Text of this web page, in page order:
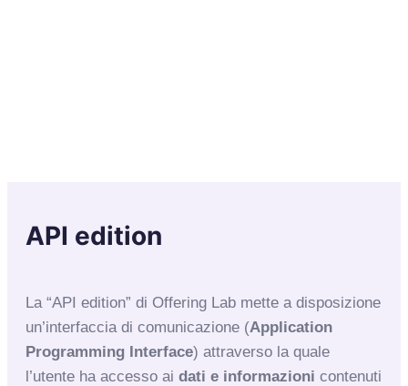
API edition
La “API edition” di Offering Lab mette a disposizione
un’interfaccia di comunicazione (Application
Programming Interface) attraverso la quale
l’utente ha accesso ai dati e informazioni contenuti